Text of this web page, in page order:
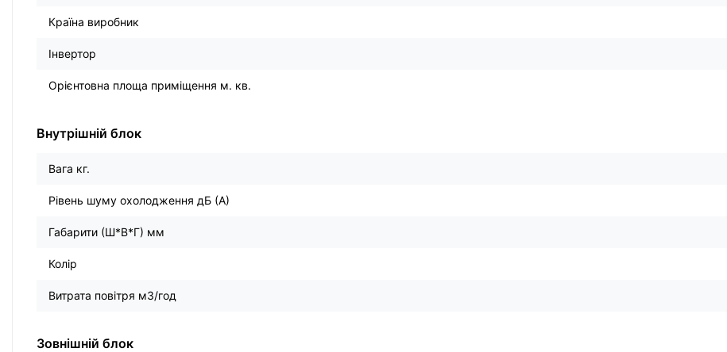
Країна виробник
Інвертор
Орієнтовна площа приміщення м. кв.
Внутрішній блок
Вага кг.
Рівень шуму охолодження дБ (А)
Габарити (Ш*В*Г) мм
Колір
Витрата повітря м3/год
Зовнішній блок